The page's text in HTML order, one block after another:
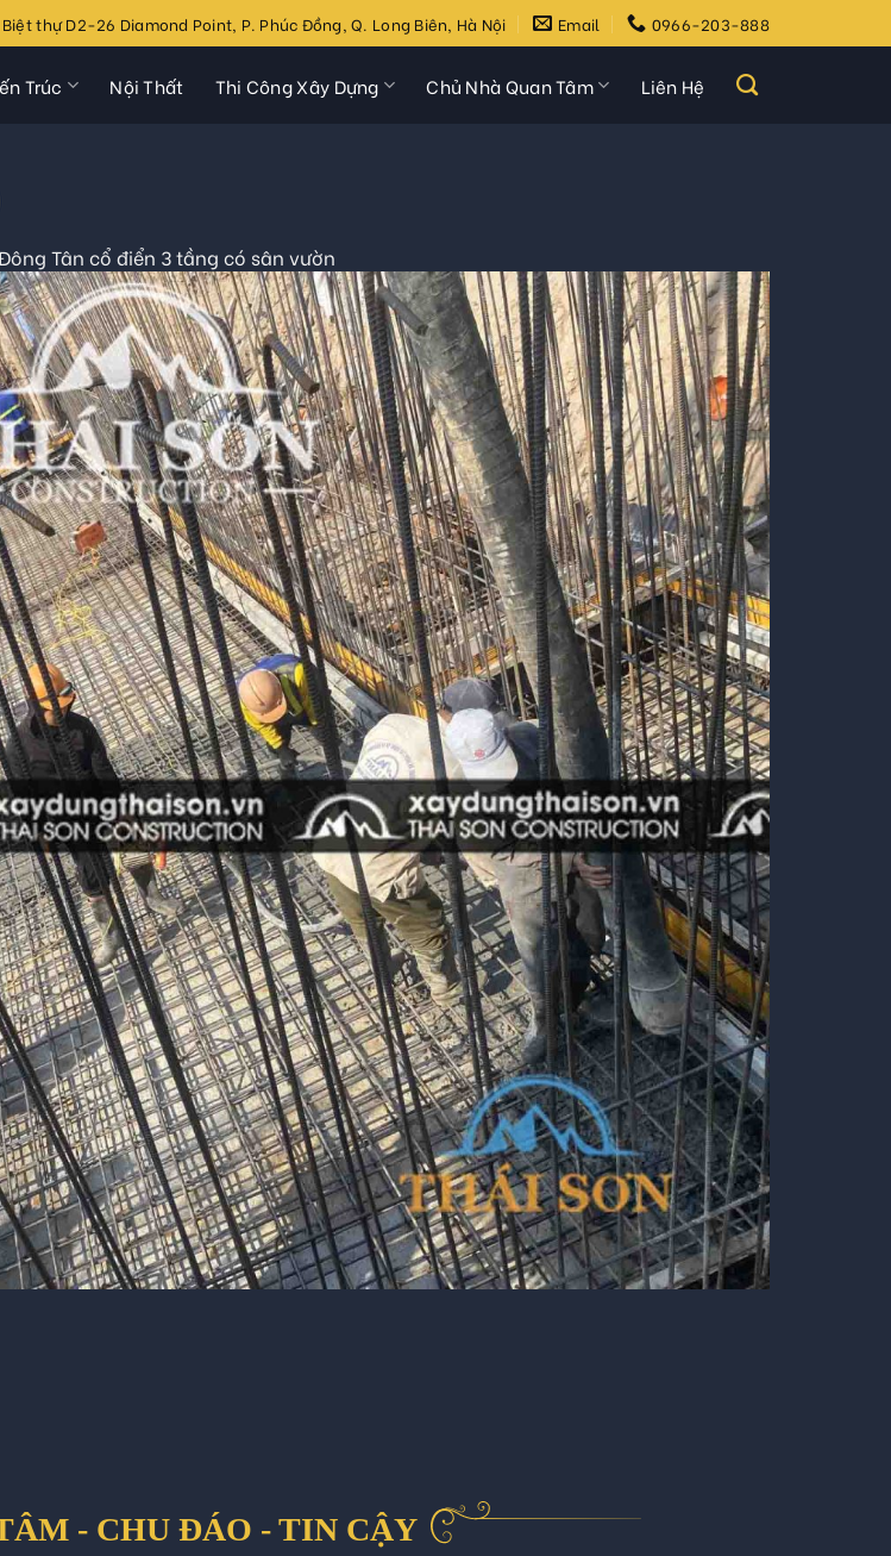
Biệt thự D2-26 Diamond Point, P. Phúc Đồng, Q. Long Biên, Hà Nội Email 0966-203-888
Trúc Nội Thất Thi Công Xây Dựng Chủ Nhà Quan Tâm Liên Hệ
Tân cổ điển 3 tầng có sân vườn
- CHU ĐÁO - TIN CẬY